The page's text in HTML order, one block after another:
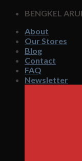
Skip
content
BENGKEL
About
Our Stores
Blog
Contact
FAQ
Newsletter